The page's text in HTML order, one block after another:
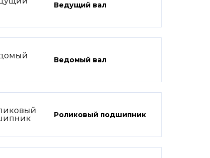
Ведущий вал
Ведомый вал
Роликовый подшипник